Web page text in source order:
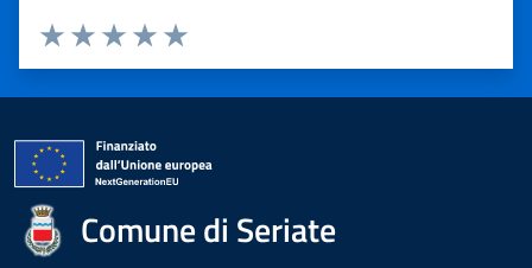
Valuta 5 stelle su 5
Valuta 4 stelle su 5
Valuta 3 stelle su 5
Valuta 2 stelle su 5
Valuta 1 stelle su 5
Comune di Seriate